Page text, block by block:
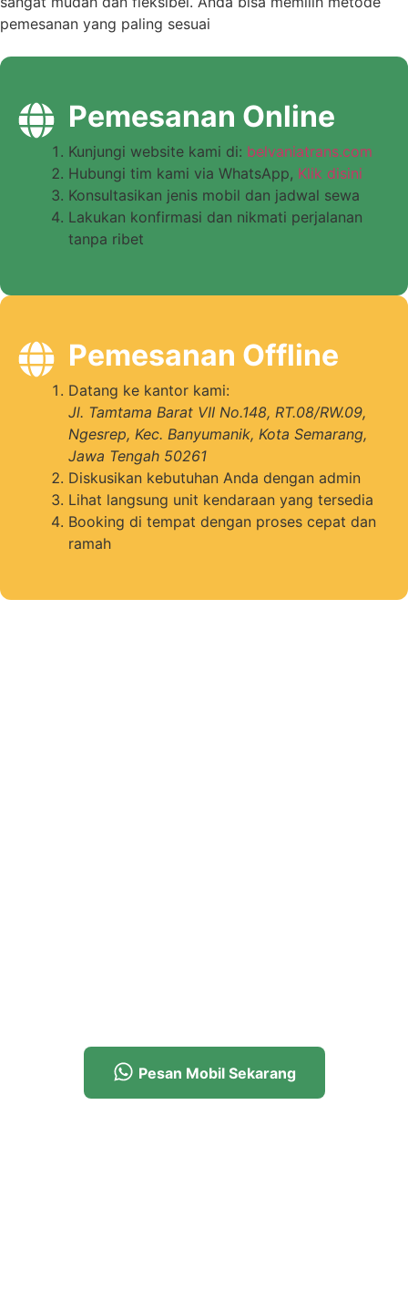
sangat mudah dan fleksibel. Anda bisa memilih metode
pemesanan yang paling sesuai
Pemesanan Online
Kunjungi website kami di: belvaniatrans.com
Hubungi tim kami via WhatsApp, Klik disini
Konsultasikan jenis mobil dan jadwal sewa
Lakukan konfirmasi dan nikmati perjalanan
tanpa ribet
Pemesanan Offline
Datang ke kantor kami:
Jl. Tamtama Barat VII No.148, RT.08/RW.09,
Ngesrep, Kec. Banyumanik, Kota Semarang,
Jawa Tengah 50261
Diskusikan kebutuhan Anda dengan admin
Lihat langsung unit kendaraan yang tersedia
Booking di tempat dengan proses cepat dan
ramah
Pesan Mobil Sekarang